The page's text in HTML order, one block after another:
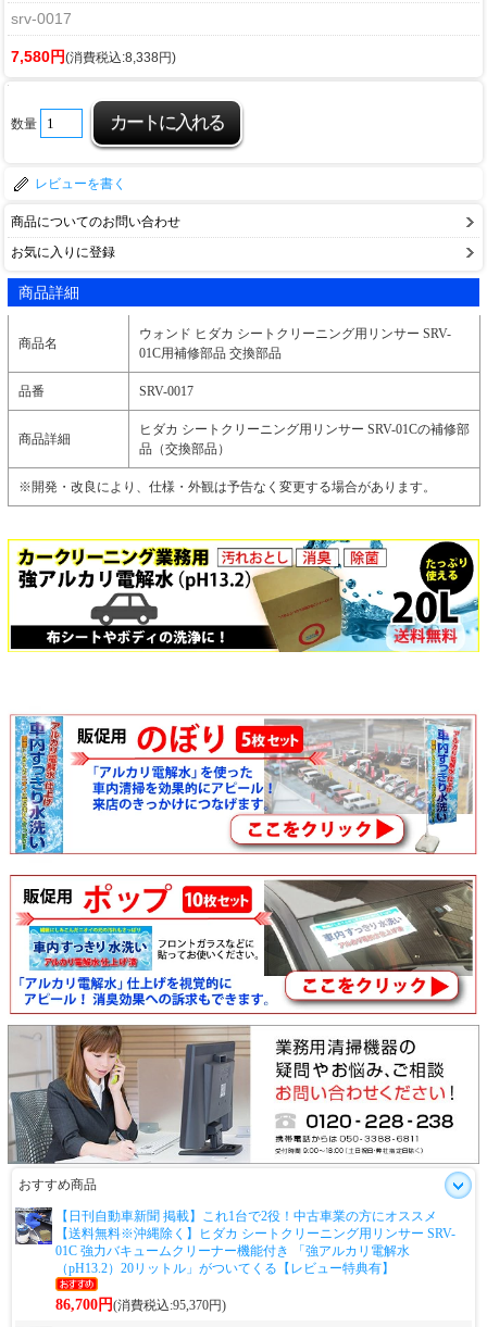
srv-0017
7,580円(消費税込:8,338円)
数量
レビューを書く
商品についてのお問い合わせ
お気に入りに登録
商品詳細
商品名
ウォンド ヒダカ シートクリーニング用リンサー SRV-
01C用補修部品 交換部品
品番 SRV-0017
商品詳細
ヒダカ シートクリーニング用リンサー SRV-01Cの補修部
品（交換部品）
※開発・改良により、仕様・外観は予告なく変更する場合があります。
おすすめ商品
【日刊自動車新聞 掲載】これ1台で2役！中古車業の方にオススメ
【送料無料※沖縄除く】ヒダカ シートクリーニング用リンサー SRV-
01C 強力バキュームクリーナー機能付き 「強アルカリ電解水
（pH13.2）20リットル」がついてくる【レビュー特典有】
86,700円(消費税込:95,370円)